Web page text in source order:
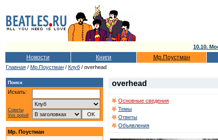
10.10.
Новости Книги Мр.Поустман
Главная / Мр.Поустман / Клуб / overhead
Поиск
Искать:
Советы
Vox populi
Мр. Поустман
overhead
Основные сведения
Темы
Ответы
Объявления